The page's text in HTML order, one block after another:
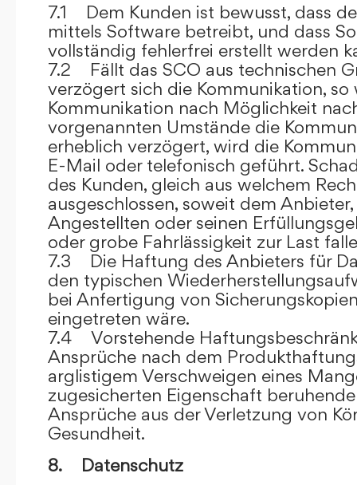
7.1 Dem Kunden ist bewusst, dass
mittels Software betreibt, und dass
vollständig fehlerfrei erstellt werden
7.2 Fällt das SCO aus technischen
verzögert sich die Kommunikation, so
Kommunikation nach Möglichkeit
vorgenannten Umstände die
erheblich verzögert, wird die
E-Mail oder telefonisch geführt.
des Kunden, gleich aus welchem
ausgeschlossen, soweit dem
Angestellten oder seinen
oder grobe Fahrlässigkeit zur Last
7.3 Die Haftung des Anbieters für
den typischen
bei Anfertigung von
eingetreten wäre.
7.4 Vorstehende
Ansprüche nach dem
arglistigem Verschweigen eines
zugesicherten Eigenschaft
Ansprüche aus der Verletzung von
Gesundheit.
8. Datenschutz